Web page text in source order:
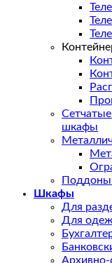
шкафы
Поддоны
Шкафы
Для
Для
Архивно-